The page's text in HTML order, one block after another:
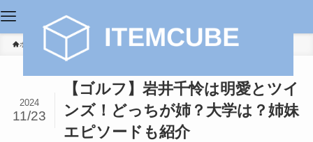
ホーム
【ゴルフ】岩井千怜は明愛とツイ
ンズ！どっちが姉？大学は？姉妹
エピソードも紹介
2024
11/23